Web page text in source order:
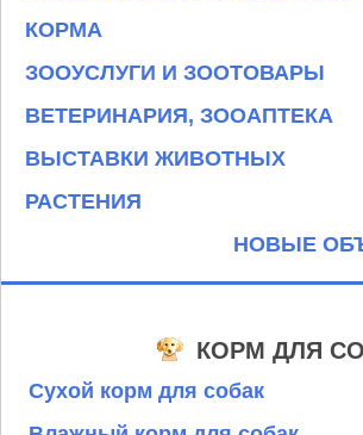
КОРМА
ЗООУСЛУГИ И ЗООТОВАРЫ
ВЕТЕРИНАРИЯ, ЗООАПТЕКА
ВЫСТАВКИ ЖИВОТНЫХ
РАСТЕНИЯ
НОВЫЕ
КОРМ ДЛЯ
Сухой корм для собак